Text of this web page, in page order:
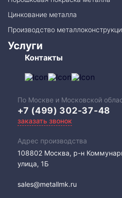
Цинкование металла
Производство
Услуги
Контакты
По Москве и Московской
+7 (499) 302-37-48
заказать звонок
Адрес производства
108802​ Москва, р-н
улица, 1Б
sales@metallmk.ru